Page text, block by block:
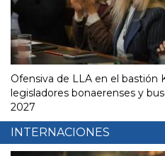
Ofensiva de LLA en el bastión
legisladores bonaerenses y
2027
INTERNACIONES